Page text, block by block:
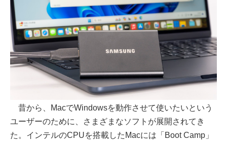
昔から、MacでWindowsを動作させて使いたいという
ユーザーのために、さまざまなソフトが展開されてき
た。インテルのCPUを搭載したMacには「Boot Camp」